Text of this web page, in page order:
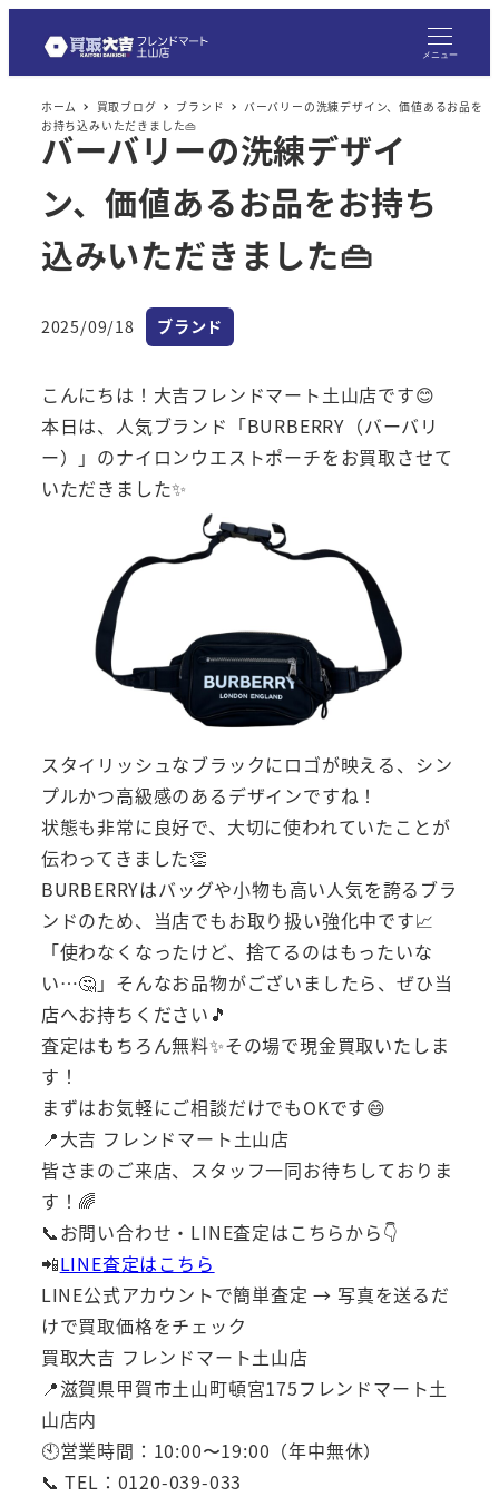
メニュー
ホーム 買取ブログ ブランド
バーバリーの洗練デザイン、価値あるお品を
お持ち込みいただきました👜
バーバリーの洗練デザイ
ン、価値あるお品をお持ち
込みいただきました👜
投稿日
2025/09/18 カテゴリー
ブランド
こんにちは！大吉フレンドマート土山店です😊
本日は、人気ブランド「BURBERRY（バーバリ
ー）」のナイロンウエストポーチをお買取させて
いただきました✨
スタイリッシュなブラックにロゴが映える、シン
プルかつ高級感のあるデザインですね！
状態も非常に良好で、大切に使われていたことが
伝わってきました👏
BURBERRYはバッグや小物も高い人気を誇るブラ
ンドのため、当店でもお取り扱い強化中です📈
「使わなくなったけど、捨てるのはもったいな
い…🤔」そんなお品物がございましたら、ぜひ当
店へお持ちください🎵
査定はもちろん無料✨その場で現金買取いたしま
す！
まずはお気軽にご相談だけでもOKです😄
📍大吉 フレンドマート土山店
皆さまのご来店、スタッフ一同お待ちしておりま
す！🌈
📞お問い合わせ・LINE査定はこちらから👇
📲LINE査定はこちら
LINE公式アカウントで簡単査定 → 写真を送るだ
けで買取価格をチェック
買取大吉 フレンドマート土山店
📍滋賀県甲賀市土山町頓宮175フレンドマート土
山店内
🕙営業時間：10:00〜19:00（年中無休）
📞 TEL：0120-039-033